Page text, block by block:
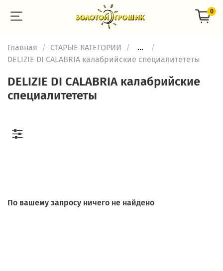
0
Главная СТАРЫЕ КАТЕГОРИИ
...
DELIZIE DI CALABRIA калабрийские специалитететы
DELIZIE DI CALABRIA калабрийские
специалитететы
По вашему запросу ничего не найдено